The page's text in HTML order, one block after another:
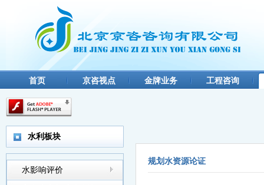
首页 京咨视点 金牌业务 工程咨询
水利板块
水影响评价
规划水资源论证